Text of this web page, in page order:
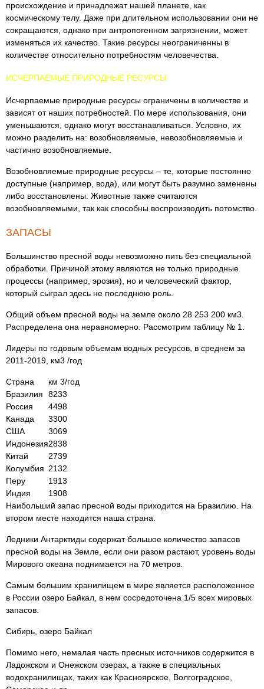
происхождение и принадлежат нашей планете, как
космическому телу. Даже при длительном использовании они не
сокращаются, однако при антропогенном загрязнении, может
изменяться их качество. Такие ресурсы неограниченны в
количестве относительно потребностям человечества.
ИСЧЕРПАЕМЫЕ ПРИРОДНЫЕ РЕСУРСЫ
Исчерпаемые природные ресурсы ограничены в количестве и
зависят от наших потребностей. По мере использования, они
уменьшаются, однако могут восстанавливаться. Условно, их
можно разделить на: возобновляемые, невозобновляемые и
частично возобновляемые.
Возобновляемые природные ресурсы – те, которые постоянно
доступные (например, вода), или могут быть разумно заменены
либо восстановлены. Животные также считаются
возобновляемыми, так как способны воспроизводить потомство.
ЗАПАСЫ
Большинство пресной воды невозможно пить без специальной
обработки. Причиной этому являются не только природные
процессы (например, эрозия), но и человеческий фактор,
который сыграл здесь не последнюю роль.
Общий объем пресной воды на земле около 28 253 200 км3.
Распределена она неравномерно. Рассмотрим таблицу № 1.
Лидеры по годовым объемам водных ресурсов, в среднем за
2011-2019, км3 /год
Страна
км 3/год
Бразилия
8233
Россия
4498
Канада
3300
США
3069
Индонезия2838
Китай
2739
Колумбия 2132
Перу
1913
Индия
1908
Наибольший запас пресной воды приходится на Бразилию. На
втором месте находится наша страна.
Ледники Антарктиды содержат большое количество запасов
пресной воды на Земле, если они разом растают, уровень воды
Мирового океана поднимается на 70 метров.
Самым большим хранилищем в мире является расположенное
в России озеро Байкал, в нем сосредоточена 1/5 всех мировых
запасов.
Сибирь, озеро Байкал
Помимо него, немалая часть пресных источников содержится в
Ладожском и Онежском озерах, а также в специальных
водохранилищах, таких как Красноярское, Волгоградское,